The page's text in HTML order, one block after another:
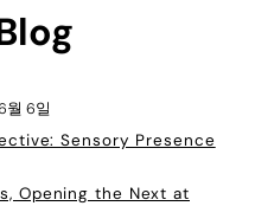
월 6일
Sensory Presence
Opening the Next at